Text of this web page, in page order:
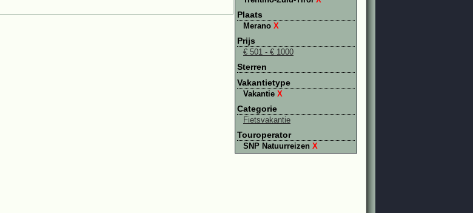
Plaats
Merano X
Prijs
€ 501 - € 1000
Sterren
Vakantietype
Vakantie X
Categorie
Fietsvakantie
Touroperator
SNP Natuurreizen X